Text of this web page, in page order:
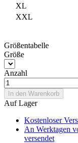
XL
XXL
Größentabelle
Größe
Anzahl
In den Warenkorb
Auf Lager
Kostenloser
An Werktagen
versendet